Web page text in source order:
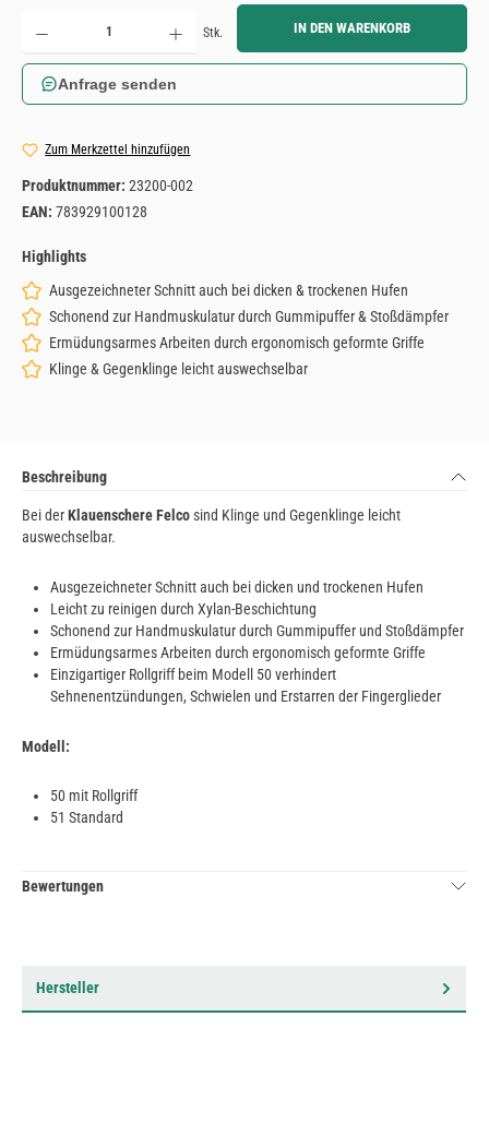
Produkt Anzahl: Gib den gewünschten Wert ein oder benutze die Schaltflächen um die Anzahl zu
Stk. IN DEN WARENKORB
Anfrage senden
Zum Merkzettel hinzufügen
Produktnummer: 23200-002
EAN: 783929100128
Highlights
Ausgezeichneter Schnitt auch bei dicken & trockenen Hufen
Schonend zur Handmuskulatur durch Gummipuffer & Stoßdämpfer
Ermüdungsarmes Arbeiten durch ergonomisch geformte Griffe
Klinge & Gegenklinge leicht auswechselbar
Beschreibung
Bei derKlauenschere Felcosind Klinge und Gegenklinge leicht
auswechselbar.
Ausgezeichneter Schnitt auch bei dicken und trockenen Hufen
Leicht zu reinigen durch Xylan-Beschichtung
Schonend zur Handmuskulatur durch Gummipuffer und Stoßdämpfer
Ermüdungsarmes Arbeiten durch ergonomisch geformte Griffe
Einzigartiger Rollgriff beim Modell 50 verhindert
Sehnenentzündungen, Schwielen und Erstarren der Fingerglieder
Modell:
50 mit Rollgriff
51 Standard
Bewertungen
Hersteller